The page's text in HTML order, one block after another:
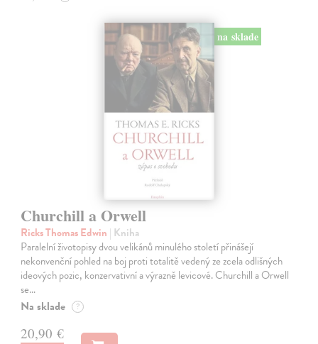
na sklade
Churchill a Orwell
Ricks Thomas Edwin | Kniha
Paralelní životopisy dvou velikánů minulého století přinášejí
nekonvenční pohled na boj proti totalitě vedený ze zcela odlišných
ideových pozic, konzervativní a výrazně levicové. Churchill a Orwell
se…
Na sklade ?
20,90 €